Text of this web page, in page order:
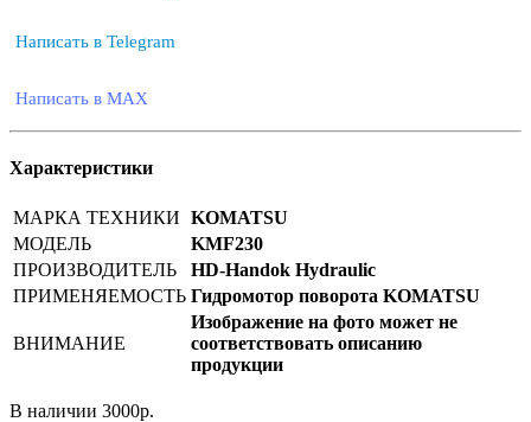
Написать в Telegram
Написать в MAX
Характеристики
МАРКА ТЕХНИКИ KOMATSU
МОДЕЛЬ
KMF230
ПРОИЗВОДИТЕЛЬ
HD-Handok Hydraulic
ПРИМЕНЯЕМОСТЬ Гидромотор поворота KOMATSU
ВНИМАНИЕ
Изображение на фото может не
соответствовать описанию
продукции
В наличии 3000р.